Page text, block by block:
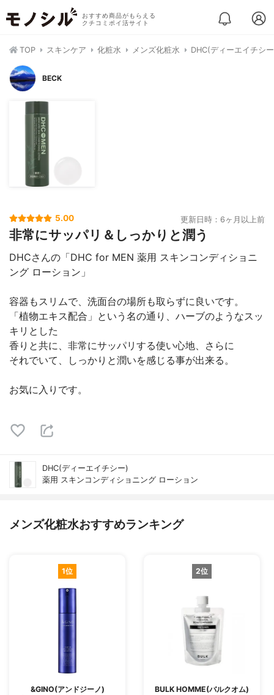
おすすめ商品がもらえる
クチコミポイ活サイト
TOP スキンケア 化粧水 メンズ化粧水 DHC(ディーエイチシ
BECK
5.00 更新日時：6ヶ月以上前
非常にサッパリ＆しっかりと潤う
DHCさんの「DHC for MEN 薬用 スキンコンディショニ
ング ローション」
容器もスリムで、洗面台の場所も取らずに良いです。
「植物エキス配合」という名の通り、ハーブのようなスッ
キリとした
香りと共に、非常にサッパリする使い心地、さらに
それでいて、しっかりと潤いを感じる事が出来る。
お気に入りです。
DHC(ディーエイチシー)
薬用 スキンコンディショニング ローション
メンズ化粧水おすすめランキング
1位
&GINO(アンドジーノ)
2位
BULK HOMME(バルクオム)